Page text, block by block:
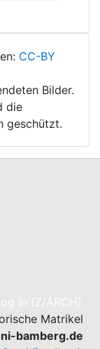
CC-BY
Bilder.
die
geschützt.
In (Z/ARCH)
Matrikel
bamberg.de